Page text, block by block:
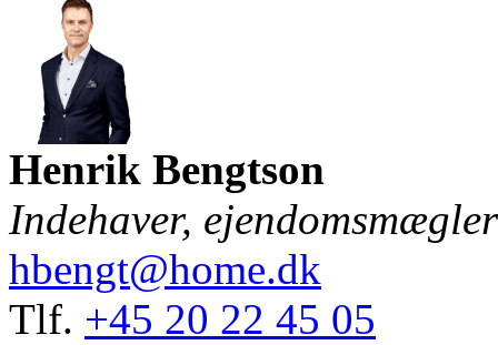
Henrik Bengtson
Indehaver,
hbengt@home.dk
Tlf. +45 20 22 45 05